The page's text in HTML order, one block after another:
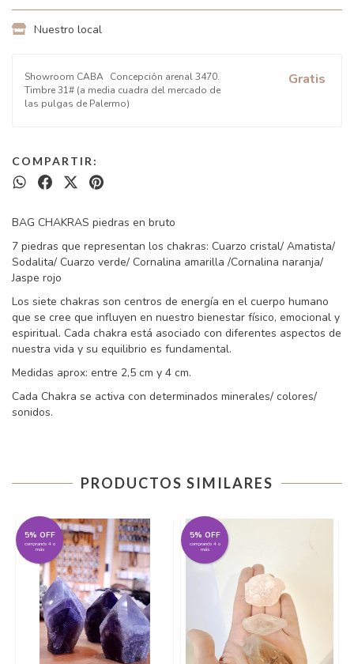
Nuestro local
Showroom CABA Concepción arenal 3470.
Timbre 31# (a media cuadra del mercado de
las pulgas de Palermo)
Gratis
COMPARTIR:
BAG CHAKRAS piedras en bruto
7 piedras que representan los chakras: Cuarzo cristal/ Amatista/
Sodalita/ Cuarzo verde/ Cornalina amarilla /Cornalina naranja/
Jaspe rojo
Los siete chakras son centros de energía en el cuerpo humano
que se cree que influyen en nuestro bienestar físico, emocional y
espiritual. Cada chakra está asociado con diferentes aspectos de
nuestra vida y su equilibrio es fundamental.
Medidas aprox: entre 2,5 cm y 4 cm.
Cada Chakra se activa con determinados minerales/ colores/
sonidos.
PRODUCTOS SIMILARES
5% OFF
comprando 4 o
más
5% OFF
comprando 4 o
más